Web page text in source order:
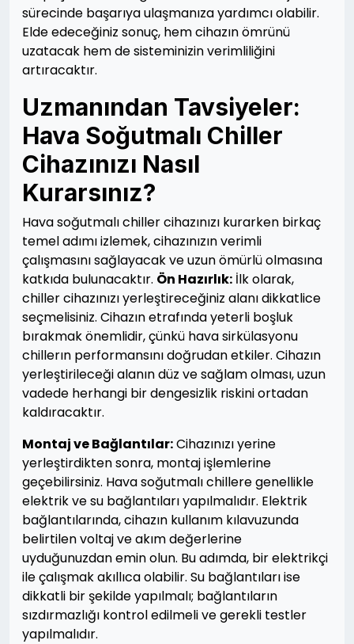
sürecinde başarıya ulaşmanıza yardımcı olabilir.
Elde edeceğiniz sonuç, hem cihazın ömrünü
uzatacak hem de sisteminizin verimliliğini
artıracaktır.
Uzmanından Tavsiyeler:
Hava Soğutmalı Chiller
Cihazınızı Nasıl
Kurarsınız?
Hava soğutmalı chiller cihazınızı kurarken birkaç
temel adımı izlemek, cihazınızın verimli
çalışmasını sağlayacak ve uzun ömürlü olmasına
katkıda bulunacaktır. Ön Hazırlık: İlk olarak,
chiller cihazınızı yerleştireceğiniz alanı dikkatlice
seçmelisiniz. Cihazın etrafında yeterli boşluk
bırakmak önemlidir, çünkü hava sirkülasyonu
chillerın performansını doğrudan etkiler. Cihazın
yerleştirileceği alanın düz ve sağlam olması, uzun
vadede herhangi bir dengesizlik riskini ortadan
kaldıracaktır.
Montaj ve Bağlantılar:Cihazınızı yerine
yerleştirdikten sonra, montaj işlemlerine
geçebilirsiniz. Hava soğutmalı chillere genellikle
elektrik ve su bağlantıları yapılmalıdır. Elektrik
bağlantılarında, cihazın kullanım kılavuzunda
belirtilen voltaj ve akım değerlerine
uyduğunuzdan emin olun. Bu adımda, bir elektrikçi
ile çalışmak akıllıca olabilir. Su bağlantıları ise
dikkatli bir şekilde yapılmalı; bağlantıların
sızdırmazlığı kontrol edilmeli ve gerekli testler
yapılmalıdır.